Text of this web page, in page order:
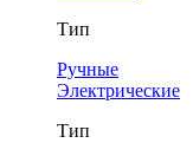
Тип
Ручные
Электрические
Тип